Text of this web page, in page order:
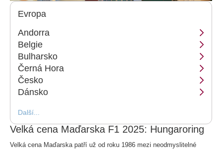
Evropa
Andorra
Belgie
Bulharsko
Černá Hora
Česko
Dánsko
Další...
Velká cena Maďarska F1 2025: Hungaroring
Velká cena Maďarska patří už od roku 1986 mezi neodmyslitelné